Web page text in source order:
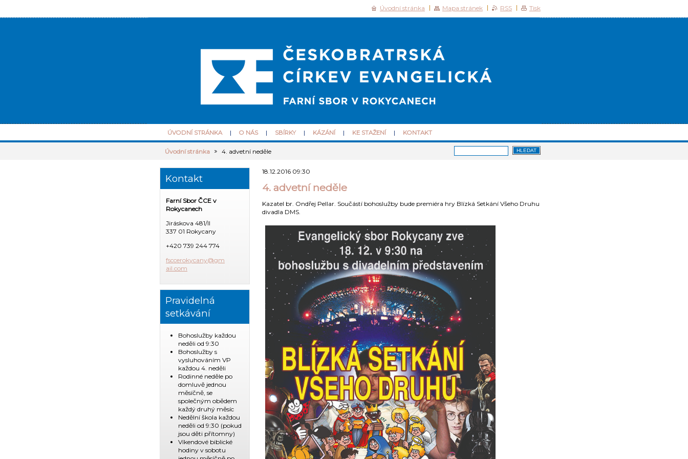
ÚVODNÍ STRÁNKA O NÁS SBÍRKY KÁZÁNÍ KE STAŽENÍ KONTAKT
Úvodní stránka 4. advetní neděle
18.12.2016 09:30
4. advetní neděle
Kazatel br. Ondřej Pellar. Součástí bohoslužby bude premiéra hry Blízká Setkání Všeho Druhu
divadla DMS.
Kontakt
Farní Sbor ČCE v
Rokycanech
Jiráskova 481/II
337 01 Rokycany
+420 739 244 774
fsccerokycany@gm
ail.com
Pravidelná
setkávání
Bohoslužby každou
neděli od 9:30
Bohoslužby s
vysluhováním VP
každou 4. neděli
Rodinné neděle po
domluvě jednou
měsíčně, se
společným obědem
každý druhý měsíc
Nedělní škola každou
neděli od 9:30 (pokud
jsou děti přítomny)
Víkendové biblické
hodiny v sobotu
Úvodní stránka Mapa stránek RSS Tisk